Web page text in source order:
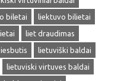
biletai
liektuvo bilietai
liet draudimas
lietuviški baldai
lietuviski virtuves baldai